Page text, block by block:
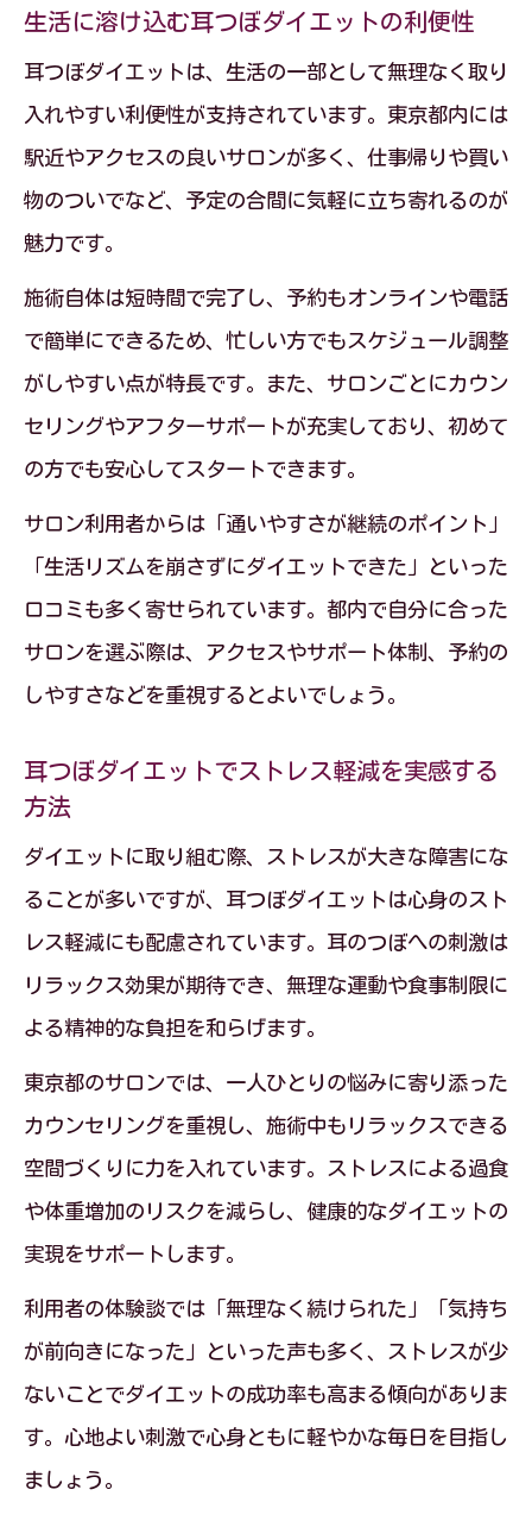
生活に溶け込む耳つぼダイエットの利便性
耳つぼダイエットは、生活の一部として無理なく取り
入れやすい利便性が支持されています。東京都内には
駅近やアクセスの良いサロンが多く、仕事帰りや買い
物のついでなど、予定の合間に気軽に立ち寄れるのが
魅力です。
施術自体は短時間で完了し、予約もオンラインや電話
で簡単にできるため、忙しい方でもスケジュール調整
がしやすい点が特長です。また、サロンごとにカウン
セリングやアフターサポートが充実しており、初めて
の方でも安心してスタートできます。
サロン利用者からは「通いやすさが継続のポイント」
「生活リズムを崩さずにダイエットできた」といった
口コミも多く寄せられています。都内で自分に合った
サロンを選ぶ際は、アクセスやサポート体制、予約の
しやすさなどを重視するとよいでしょう。
耳つぼダイエットでストレス軽減を実感する
方法
ダイエットに取り組む際、ストレスが大きな障害にな
ることが多いですが、耳つぼダイエットは心身のスト
レス軽減にも配慮されています。耳のつぼへの刺激は
リラックス効果が期待でき、無理な運動や食事制限に
よる精神的な負担を和らげます。
東京都のサロンでは、一人ひとりの悩みに寄り添った
カウンセリングを重視し、施術中もリラックスできる
空間づくりに力を入れています。ストレスによる過食
や体重増加のリスクを減らし、健康的なダイエットの
実現をサポートします。
利用者の体験談では「無理なく続けられた」「気持ち
が前向きになった」といった声も多く、ストレスが少
ないことでダイエットの成功率も高まる傾向がありま
す。心地よい刺激で心身ともに軽やかな毎日を目指し
ましょう。